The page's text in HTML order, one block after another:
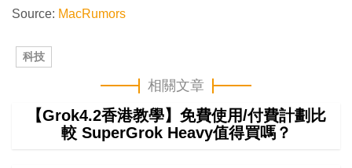
Source: MacRumors
科技
相關文章
【Grok4.2香港教學】免費使用/付費計劃比
較 SuperGrok Heavy值得買嗎？